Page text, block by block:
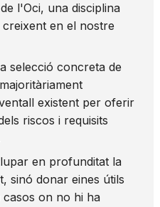
l'Oci, una disciplina
en el nostre
selecció concreta de
existent per oferir
riscos i requisits
en profunditat la
sinó donar eines útils
on no hi ha